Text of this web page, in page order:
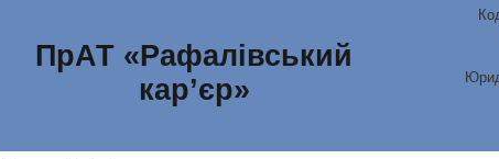
ПрАТ «Рафалівський
кар’єр»